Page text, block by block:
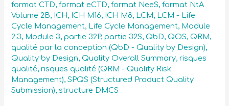
format CTD,format eCTD,format NeeS,format NtA
Volume 2B, ICH, ICH M16, ICH M8, LCM, LCM - Life
Cycle Management, Life Cycle Management, Module
2.3, Module 3,partie 32P,partie 32S,QbD,QOS,QRM,
qualité par la conception (QbD - Quality by Design),
Quality by Design,Quality Overall Summary,risques
qualité,risques qualité (QRM - Quality Risk
Management),SPQS (Structured Product Quality
Submission),structure DMCS